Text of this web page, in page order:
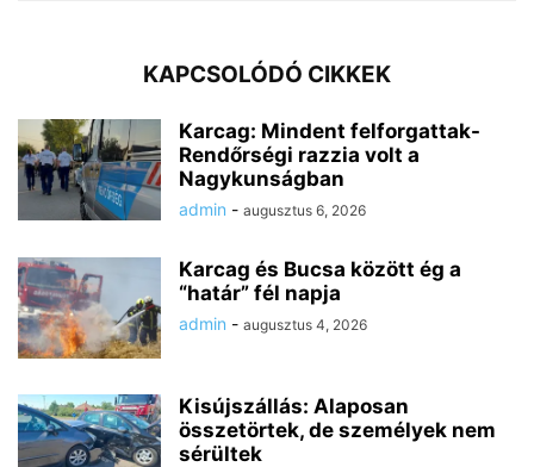
KAPCSOLÓDÓ CIKKEK
Karcag: Mindent felforgattak-
Rendőrségi razzia volt a
Nagykunságban
admin - augusztus 6, 2026
Karcag és Bucsa között ég a
“határ” fél napja
admin - augusztus 4, 2026
Kisújszállás: Alaposan
összetörtek, de személyek nem
sérültek